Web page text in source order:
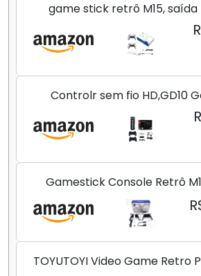
game stick retrô M15, saída
controle sem fio, console de
and Play com mais de 30.000
de jogos Arcade
Controlr sem fio HD,GD10
embutido 40000 jogos 128GB
sem fio HD console de
HD console de
Gamestick Console Retrô
Controles Wireless 2.4GHz,
256MB DDR3
TOYUTOYI Video Game Retro